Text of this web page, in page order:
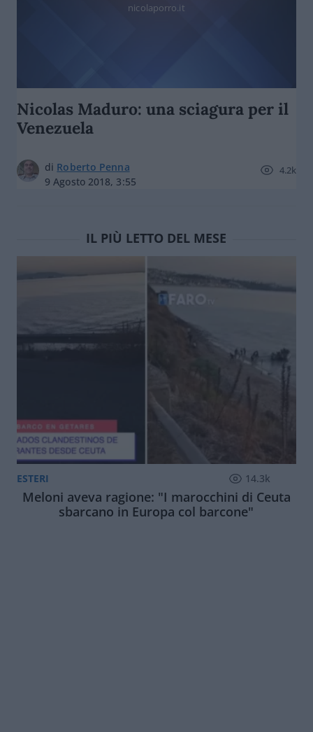
nicolaporro.it
Nicolas Maduro: una sciagura per il
Venezuela
di Roberto Penna
9 Agosto 2018, 3:55
4.2k
IL PIÙ LETTO DEL MESE
ESTERI 14.3k
Meloni aveva ragione: "I marocchini di Ceuta
sbarcano in Europa col barcone"